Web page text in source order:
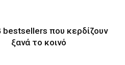
bestsellers που κερδίζουν
ξανά το κοινό